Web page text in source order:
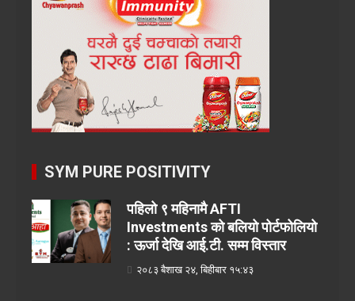
SYM PURE POSITIVITY
पहिलो ९ महिनामै AFTI
Investments को बलियो पोर्टफोलियो
: ऊर्जा देखि आई.टी. सम्म विस्तार
२०८३ बैशाख २४, बिहीबार १५:४३